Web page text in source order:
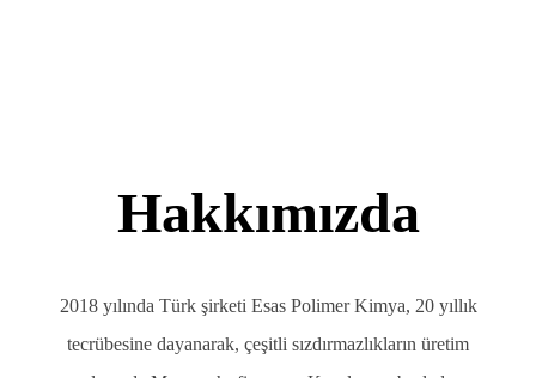
Hakkımızda
2018yılında Türk şirketi Esas Polimer Kimya, 20yıllık
tecrübesine dayanarak, çeşitli sızdırmazlıkların üretim